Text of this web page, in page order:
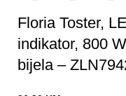
Floria Toster,
indikator, 800
bijela –